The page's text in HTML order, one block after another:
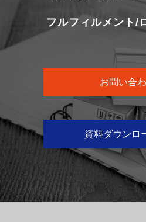
フルフィルメント/
お問い合
資料ダウンロ